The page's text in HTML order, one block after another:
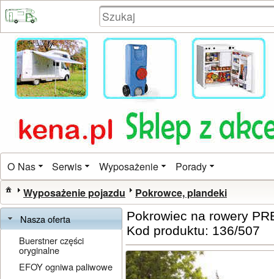
O Nas Serwis Wyposażenie Porady
Wyposażenie pojazdu Pokrowce, plandeki
Nasza oferta
Buerstner części
oryginalne
EFOY ogniwa paliwowe
Pokrowiec na rowery
Kod produktu: 136/507